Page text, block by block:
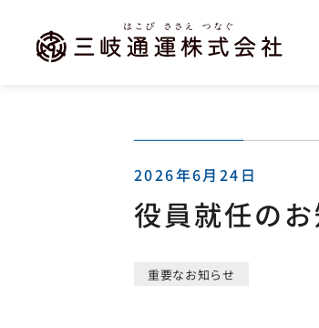
2026年6月24日
役員就任の
重要なお知らせ